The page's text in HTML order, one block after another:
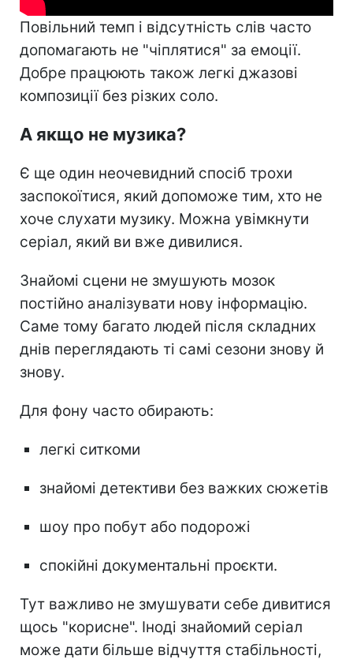
Повільний темп і відсутність слів часто
допомагають не "чіплятися" за емоції.
Добре працюють також легкі джазові
композиції без різких соло.
А якщо не музика?
Є ще один неочевидний спосіб трохи
заспокоїтися, який допоможе тим, хто не
хоче слухати музику. Можна увімкнути
серіал, який ви вже дивилися.
Знайомі сцени не змушують мозок
постійно аналізувати нову інформацію.
Саме тому багато людей після складних
днів переглядають ті самі сезони знову й
знову.
Для фону часто обирають:
легкі ситкоми
знайомі детективи без важких сюжетів
шоу про побут або подорожі
спокійні документальні проєкти.
Тут важливо не змушувати себе дивитися
щось "корисне". Іноді знайомий серіал
може дати більше відчуття стабільності,